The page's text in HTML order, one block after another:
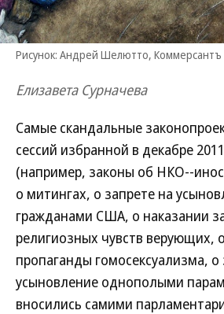
Рисунок: Андрей Шелютто, Коммерсантъ
Елизавета Сурначева
Самые скандальные
сессий избранной в декабре
(например, законы об НКО--
о митингах, о запрете на
гражданами США, о наказании
религиозных чувств верующих,
пропаганды гомосексуализма, о
усыновление однополыми
вносились самими